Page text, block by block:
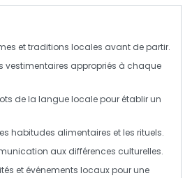
ettraditions locales avant de partir.
vestimentaires appropriés à chaque
de la langue localepour établir un
habitudes alimentaires et les rituels.
aux différences culturelles.
et événements locaux pour une